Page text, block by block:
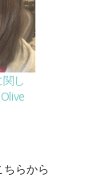
し
らから